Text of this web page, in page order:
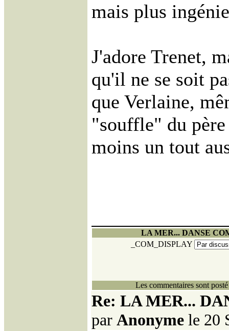
mais plus
J'adore Trenet,
qu'il ne se soit
que Verlaine,
"souffle" du
moins un tout
LA MER... DANSE
_COM_DISPLAY
Les commentaires sont
Re: LA MER...
par Anonyme le 20